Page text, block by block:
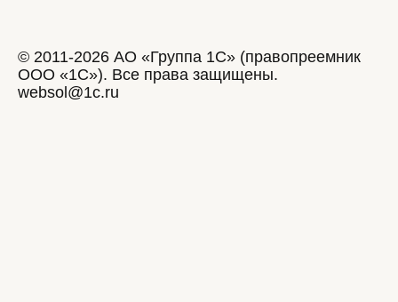
© 2011-2026 АО «Группа 1С» (правопреемник
ООО «1С»). Все права защищены.
websol@1c.ru